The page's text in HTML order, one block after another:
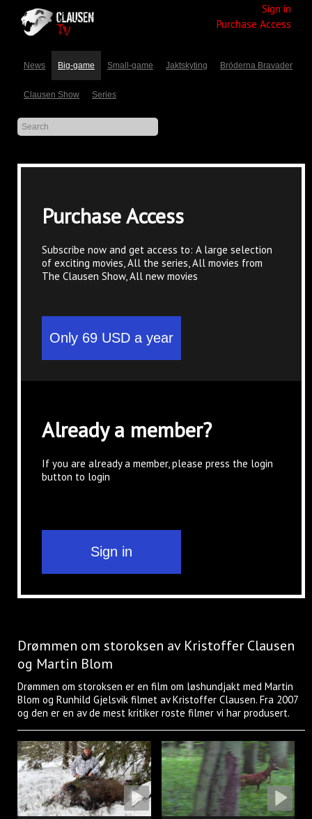
Sign in
Purchase Access
News Big-game Small-game Jaktskyting Bröderna Bravader
Clausen Show Series
Purchase Access
Subscribe now and get access to: A large selection
of exciting movies, All the series, All movies from
The Clausen Show, All new movies
Already a member?
If you are already a member, please press the login
button to login
Drømmen om storoksen av Kristoffer Clausen
og Martin Blom
Drømmen om storoksen er en film om løshundjakt med Martin
Blom og Runhild Gjelsvik filmet av Kristoffer Clausen. Fra 2007
og den er en av de mest kritiker roste filmer vi har produsert.